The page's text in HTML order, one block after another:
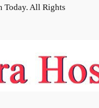
Today. All Rights